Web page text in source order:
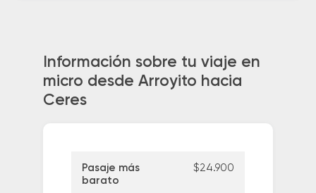
Información sobre tu viaje en
micro desde Arroyito hacia
Ceres
Pasaje más
barato
$24.900